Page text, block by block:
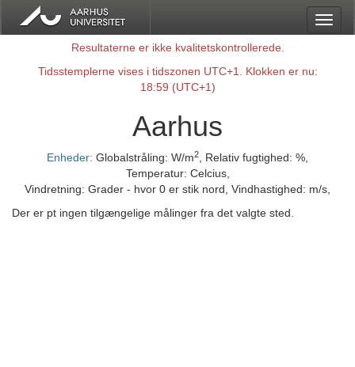
Resultaterne er ikke kvalitetskontrollerede.
Tidsstemplerne vises i tidszonen UTC+1. Klokken er nu:
18:59 (UTC+1)
Aarhus
Enheder: Globalstråling: W/m2 Relativ fugtighed: %
Temperatur: Celcius,
Vindretning: Grader - hvor 0 er stik nord Vindhastighed: m/s
Der er pt ingen tilgængelige målinger fra det valgte sted.